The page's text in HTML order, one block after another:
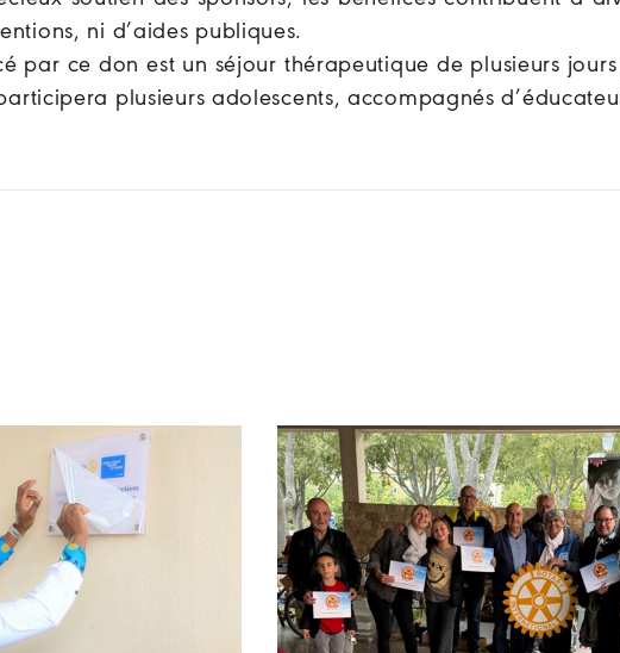
ni d’aides publiques.
par ce don est un séjour thérapeutique de plusieurs
plusieurs adolescents, accompagnés